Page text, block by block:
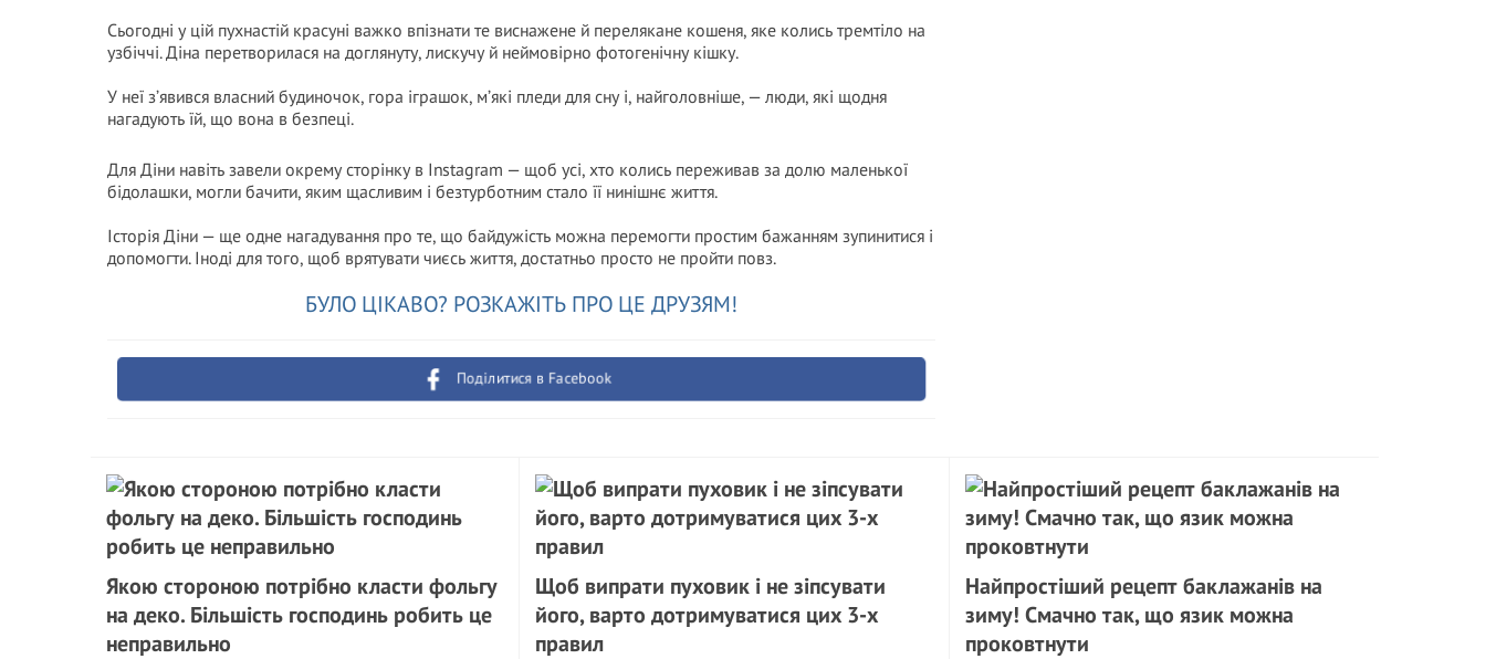
Сьогодні у цій пухнастій красуні важко впізнати те виснажене й перелякане кошеня, яке колись тремтіло на
узбіччі. Діна перетворилася на доглянуту, лискучу й неймовірно фотогенічну кішку.
У неї з’явився власний будиночок, гора іграшок, м’які пледи для сну і, найголовніше, — люди, які щодня
нагадують їй, що вона в безпеці.
Для Діни навіть завели окрему сторінку в Instagram — щоб усі, хто колись переживав за долю маленької
бідолашки, могли бачити, яким щасливим і безтурботним стало її нинішнє життя.
Історія Діни — ще одне нагадування про те, що байдужість можна перемогти простим бажанням зупинитися і
допомогти. Іноді для того, щоб врятувати чиєсь життя, достатньо просто не пройти повз.
БУЛО ЦІКАВО? РОЗКАЖІТЬ ПРО ЦЕ ДРУЗЯМ!
Поділитися в Facebook
Якою стороною потрібно класти фольгу
на деко. Більшість господинь робить це
неправильно
Щоб випрати пуховик і не зіпсувати
його, варто дотримуватися цих 3-х
правил
Найпростіший рецепт баклажанів на
зиму! Смачно так, що язик можна
проковтнути